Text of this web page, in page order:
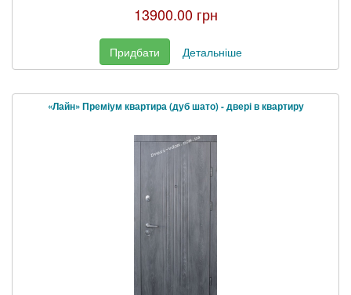
13900.00 грн
Придбати Детальніше
«Лайн» Преміум квартира (дуб шато) - двері в квартиру